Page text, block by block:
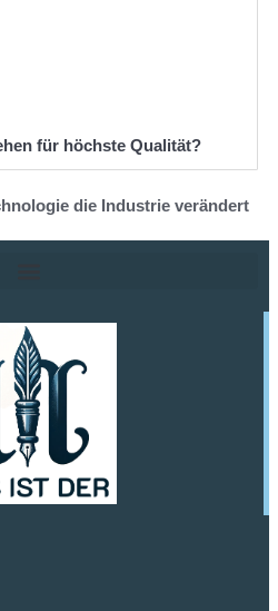
für höchste Qualität?
die Industrie verändert